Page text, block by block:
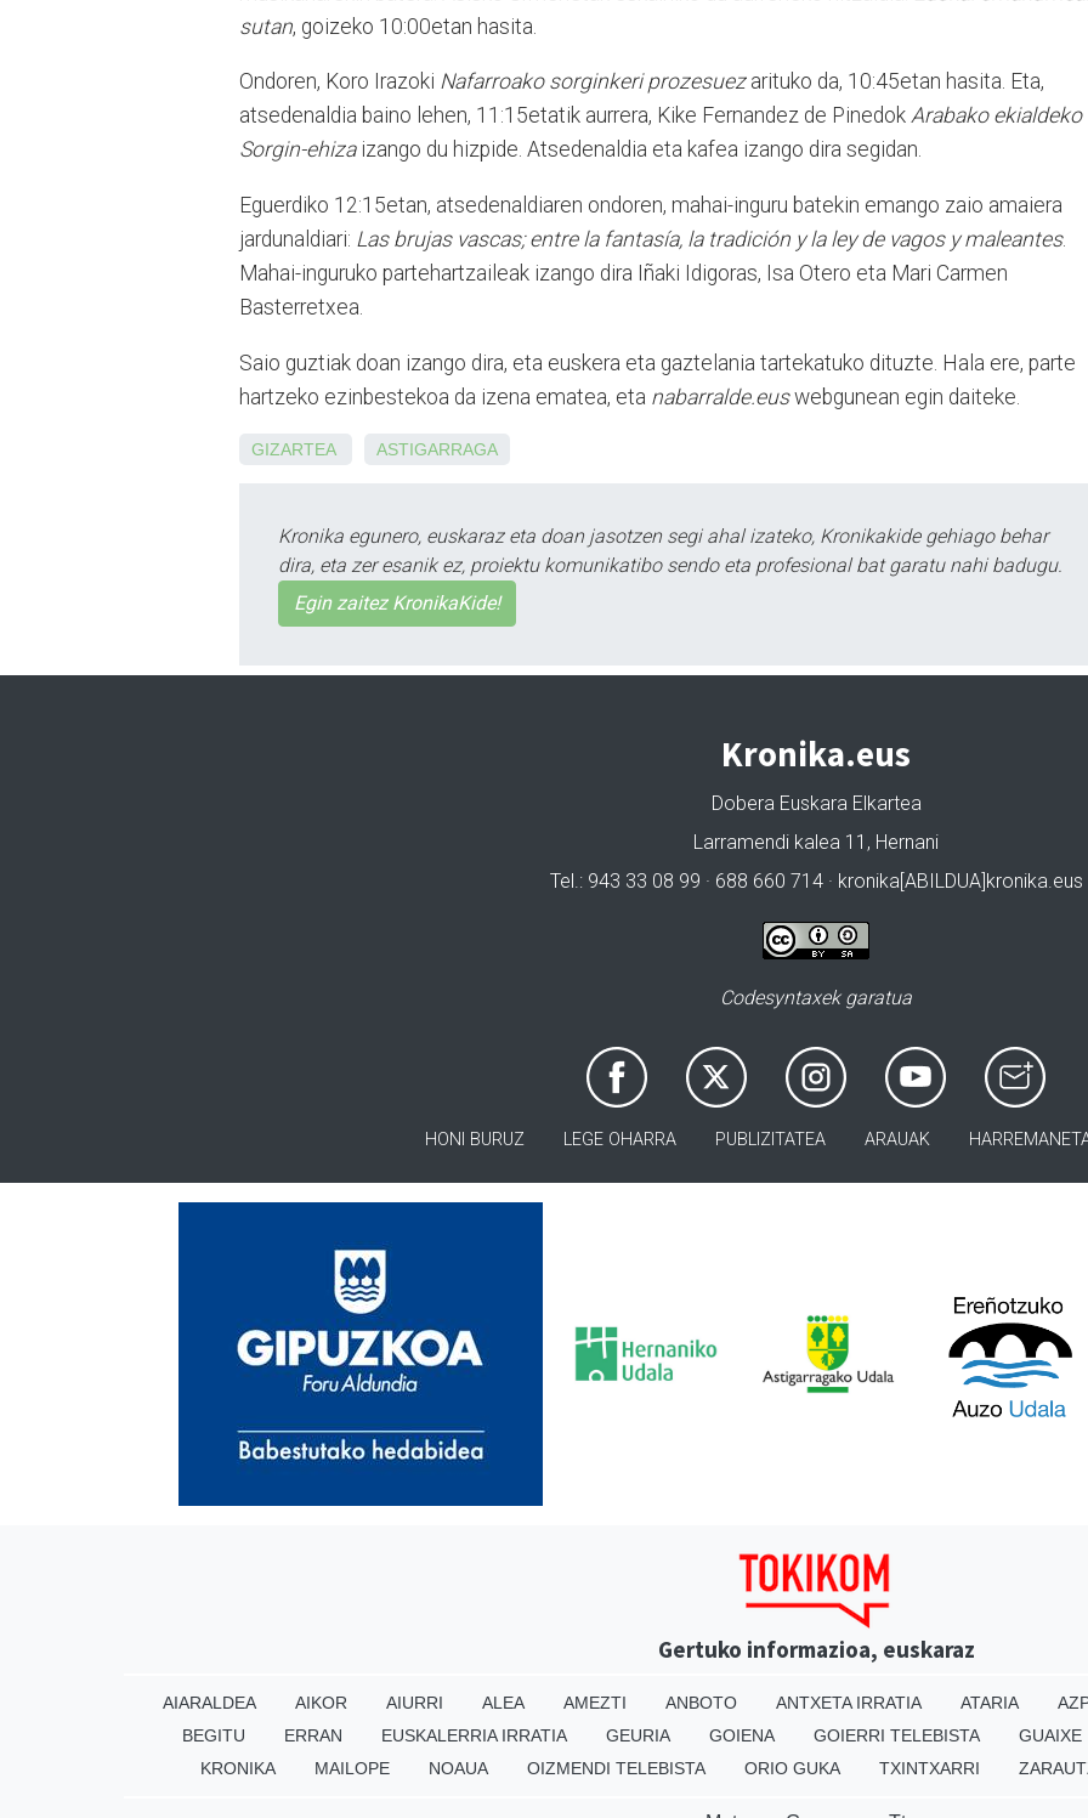
sutan, goizeko 10:00etan hasita.
Ondoren, Koro Irazoki Nafarroako sorginkeri prozesuezarituko da, 10:45etan hasita. Eta,
atsedenaldia baino lehen, 11:15etatik aurrera, Kike Fernandez de Pinedok Arabako ekialdeko
Sorgin-ehiza izango du hizpide. Atsedenaldia eta kafea izango dira segidan.
Eguerdiko 12:15etan, atsedenaldiaren ondoren, mahai-inguru batekin emango zaio amaiera
jardunaldiari: Las brujas vascas; entre la fantasía, la tradición y la ley de vagos y maleantes.
Mahai-inguruko partehartzaileak izango dira Iñaki Idigoras, Isa Otero eta Mari Carmen
Basterretxea.
Saio guztiak doan izango dira, eta euskera eta gaztelania tartekatuko dituzte. Hala ere, parte
hartzeko ezinbestekoa da izena ematea, eta nabarralde.euswebgunean egin daiteke
GIZARTEA ASTIGARRAGA
Kronika egunero, euskaraz eta doan jasotzen segi ahal izateko, Kronikakide gehiago behar
dira, eta zer esanik ez, proiektu komunikatibo sendo eta profesional bat garatu nahi badugu.
Egin zaitez KronikaKide!
Kronika.eus
Dobera Euskara Elkartea
Larramendi kalea 11, Hernani
Tel.: 943 33 08 99 · 688 660 714 · kronika[ABILDUA]kronika.eus
Codesyntaxek garatua
HONI BURUZ LEGE OHARRA PUBLIZITATEA ARAUAK
Gertuko informazioa, euskaraz
AIARALDEA AIKOR AIURRI ALEA AMEZTI ANBOTO ANTXETA IRRATIA ATARIA
BEGITU
ERRAN EUSKALERRIA IRRATIA GEURIA GOIENA GOIERRI TELEBISTA
GUAIXE
KRONIKA
MAILOPE NOAUA OIZMENDI TELEBISTA ORIO GUKA TXINTXARRI